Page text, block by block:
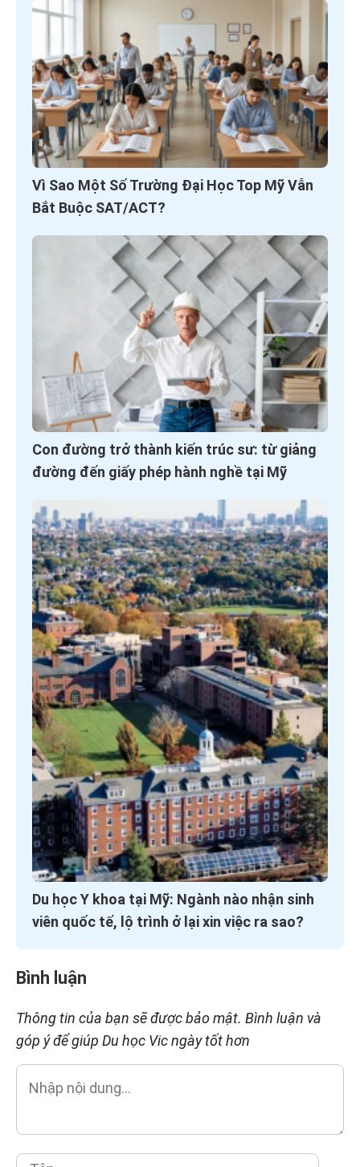
Vì Sao Một Số Trường Đại Học Top Mỹ Vẫn
Bắt Buộc SAT/ACT?
Con đường trở thành kiến trúc sư: từ giảng
đường đến giấy phép hành nghề tại Mỹ
Du học Y khoa tại Mỹ: Ngành nào nhận sinh
viên quốc tế, lộ trình ở lại xin việc ra sao?
Bình luận
Thông tin của bạn sẽ được bảo mật. Bình luận và
góp ý để giúp Du học Vic ngày tốt hơn